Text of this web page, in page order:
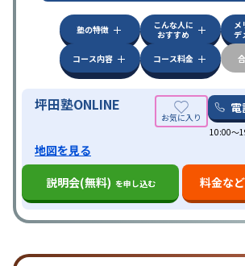
特徴
中高一貫校生に対応授業の振替
学習にPC・タブレットを利用
科目から受講可能季節講習のみ
の子どもに対応
塾の特徴
こんな人に
おすすめ
メ
デ
コース内容
コース料金
坪田塾ONLINE 電
10:00～
地図を見る
説明会(無料) を申し込む 料金な